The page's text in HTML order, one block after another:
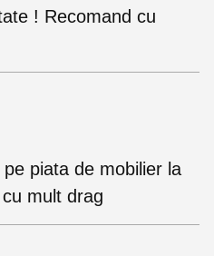
! Recomand cu
piata de mobilier la
mult drag